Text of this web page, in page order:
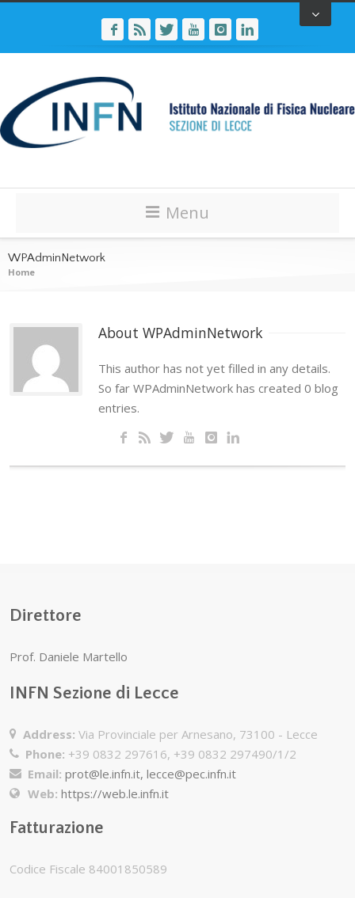
Menu
WPAdminNetwork
Home
About WPAdminNetwork
This author has not yet filled in any details.
So far WPAdminNetwork has created 0 blog
entries.
Direttore
Prof. Daniele Martello
INFN Sezione di Lecce
Address: Via Provinciale per Arnesano, 73100 - Lecce
Phone: +39 0832 297616, +39 0832 297490/1/2
Email: prot@le.infn.it, lecce@pec.infn.it
Web: https://web.le.infn.it
Fatturazione
Codice Fiscale 84001850589